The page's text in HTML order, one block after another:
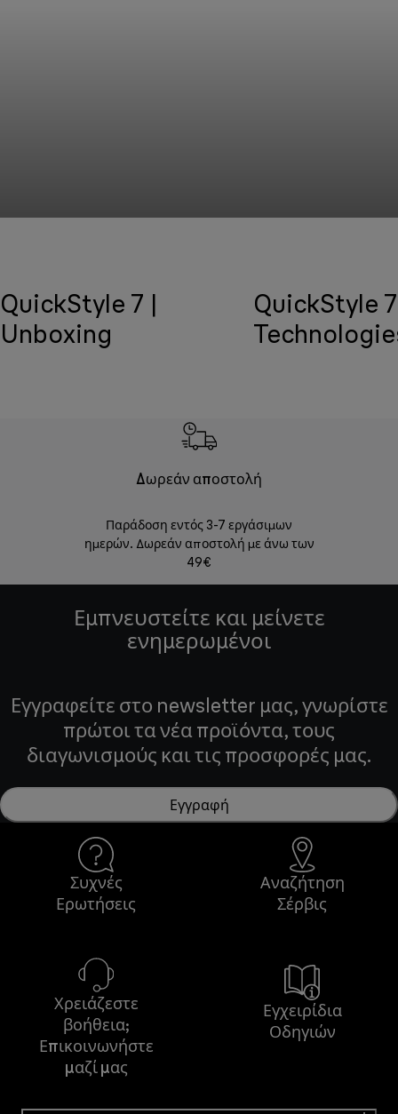
QuickStyle 7 |
Unboxing
QuickStyle
Δωρεάν αποστολή
Παράδοση εντός 3-7 εργάσιμων
ημερών. Δωρεάν αποστολή με άνω των
49€
Εμπνευστείτε και μείνετε
ενημερωμένοι
Εγγραφείτε στο newsletter μας, γνωρίστε
πρώτοι τα νέα προϊόντα, τους
διαγωνισμούς και τις προσφορές μας.
Εγγραφή
Συχνές
Ερωτήσεις
Αναζήτηση
Σέρβις
Χρειάζεστε
βοήθεια;
Επικοινωνήστε
μαζί μας
Εγχειρίδια
Οδηγιών